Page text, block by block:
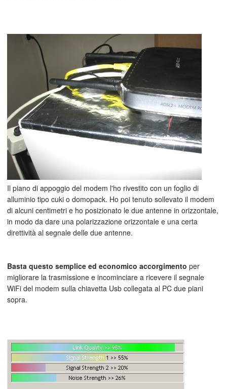
Il piano di appoggio del modem l'ho rivestito con un foglio di
alluminio tipo cuki o domopack. Ho poi tenuto sollevato il modem
di alcuni centimetri e ho posizionato le due antenne in orizzontale,
in modo da dare una polarizzazione orizzontale e una certa
direttività al segnale delle due antenne.
Basta questo semplice ed economico accorgimento per
migliorare la trasmissione e incominciare a ricevere il segnale
WiFi del modem sulla chiavetta Usb collegata al PC due piani
sopra.